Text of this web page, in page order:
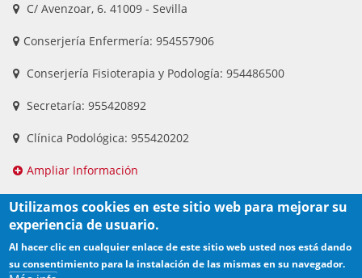
C/ Avenzoar, 6. 41009 - Sevilla
Conserjería Enfermería: 954557906
Conserjería Fisioterapia y Podología: 954486500
Secretaría: 955420892
Clínica Podológica: 955420202
Ampliar Información
Utilizamos cookies en este sitio web para mejorar su
experiencia de usuario.
Al hacer clic en cualquier enlace de este sitio web usted nos está dando
su consentimiento para la instalación de las mismas en su navegador.